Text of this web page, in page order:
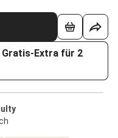
Gratis-Extra für 2